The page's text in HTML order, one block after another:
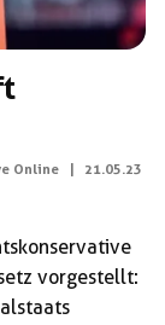
Online | 21.05.23
vorgestellt: